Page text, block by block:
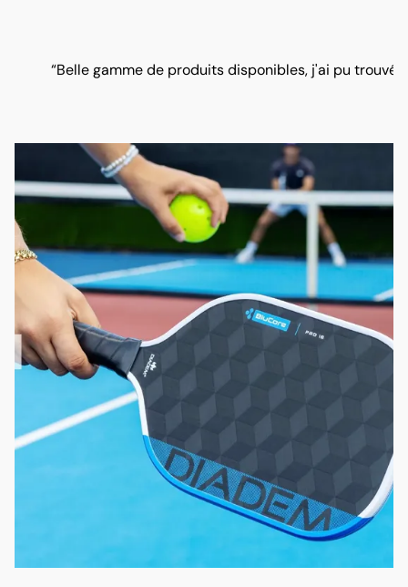
“Belle gamme de produits disponibles, j'ai pu trouvé